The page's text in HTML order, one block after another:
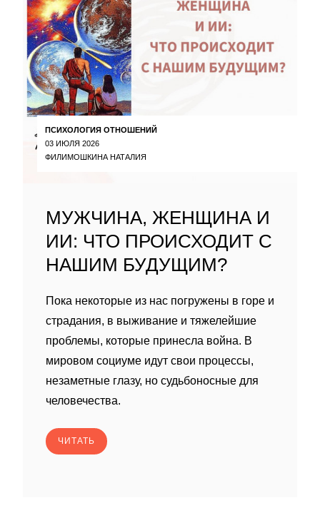
ПСИХОЛОГИЯ ОТНОШЕНИЙ
03 ИЮЛЯ 2026
ФИЛИМОШКИНА НАТАЛИЯ
МУЖЧИНА, ЖЕНЩИНА И
ИИ: ЧТО ПРОИСХОДИТ С
НАШИМ БУДУЩИМ?
Пока некоторые из нас погружены в горе и
страдания, в выживание и тяжелейшие
проблемы, которые принесла война. В
мировом социуме идут свои процессы,
незаметные глазу, но судьбоносные для
человечества.
ЧИТАТЬ